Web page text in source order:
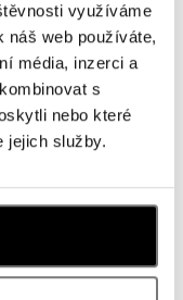
využíváme
náš web používáte,
média, inzerci a
s
nebo které
jejich služby.